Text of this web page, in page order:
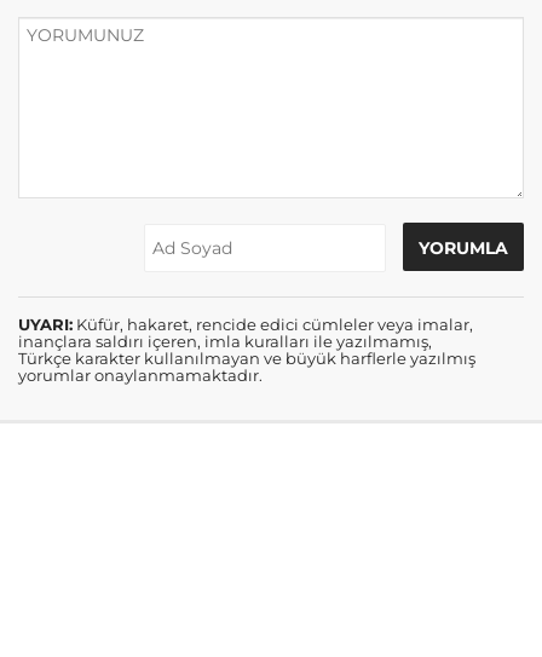
UYARI: Küfür, hakaret, rencide edici cümleler veya imalar,
inançlara saldırı içeren, imla kuralları ile yazılmamış,
Türkçe karakter kullanılmayan ve büyük harflerle yazılmış
yorumlar onaylanmamaktadır.